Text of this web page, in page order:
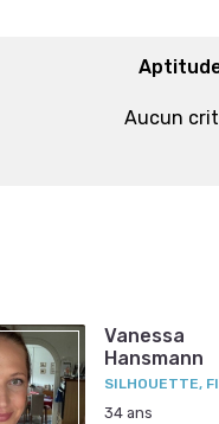
Aucun
Vanessa
Hansmann
SILHOUETTE,
34 ans